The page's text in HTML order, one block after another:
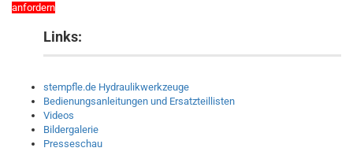
anfordern
Links:
stempfle.de Hydraulikwerkzeuge
Bedienungsanleitungen und Ersatzteillisten
Videos
Bildergalerie
Presseschau